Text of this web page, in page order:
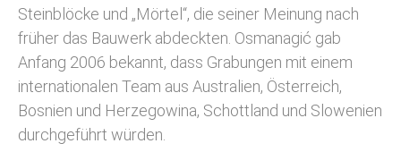
Steinblöcke und „Mörtel“, die seiner Meinung nach
früher das Bauwerk abdeckten. Osmanagić gab
Anfang 2006 bekannt, dass Grabungen mit einem
internationalen Team aus Australien, Österreich,
Bosnien und Herzegowina, Schottland und Slowenien
durchgeführt würden.